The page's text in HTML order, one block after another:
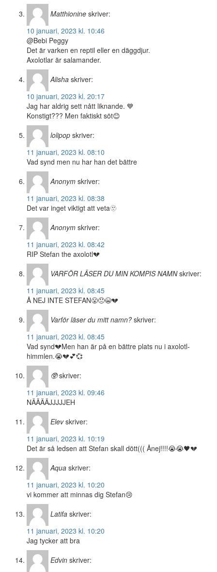
Matthionine skriver:
10 januari, 2023 kl. 10:46
@Bebi Peggy
Det är varken en reptil eller en däggdjur.
Axolotlar är salamander.
Alisha skriver:
10 januari, 2023 kl. 20:17
Jag har aldrig sett nått liknande. 💙
Konstigt??? Men faktiskt söt😊
lolipop skriver:
11 januari, 2023 kl. 08:10
Vad synd men nu har han det bättre
Anonym skriver:
11 januari, 2023 kl. 08:38
Det var inget viktigt att veta🫥
Anonym skriver:
11 januari, 2023 kl. 08:42
RIP Stefan the axolotl💔
VARFÖR LÄSER DU MIN KOMPIS NAMN skriver:
11 januari, 2023 kl. 08:45
Å NEJ INTE STEFAN😤😠😭💔
Varför läser du mitt namn? skriver:
11 januari, 2023 kl. 08:45
Vad synd💔Men han är på en bättre plats nu i axolotl-
himmlen.😭💔💕💞
🥸 skriver:
11 januari, 2023 kl. 09:46
NÄÄÄÄJJJJJEH
Elev skriver:
11 januari, 2023 kl. 10:19
Det är så ledsen att Stefan skall dött((( Ånej!!!!😭😭🖤💔
Aqua skriver:
11 januari, 2023 kl. 10:20
vi kommer att minnas dig Stefan😢
Latifa skriver:
11 januari, 2023 kl. 10:20
Jag tycker att bra
Edvin skriver: